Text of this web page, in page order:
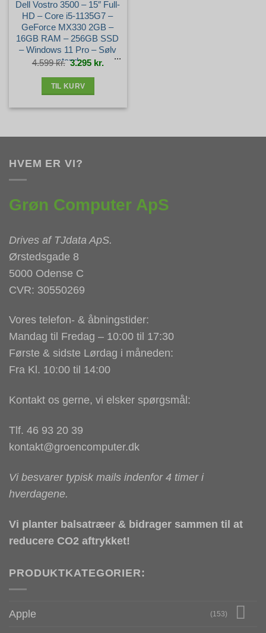
Dell Vostro 3500 – 15″ Full-
HD – Core i5-1135G7 –
GeForce MX330 2GB –
16GB RAM – 256GB SSD
– Windows 11 Pro – Sølv
stand
4.599kr. Den
oprindelige
pris
3.295 kr. Den
aktuelle
pris
TIL KURV
HVEM ER VI?
Grøn Computer ApS
Drives af TJdata ApS.
Ørstedsgade 8
5000 Odense C
CVR: 30550269
Vores telefon- & åbningstider:
Mandag til Fredag – 10:00 til 17:30
Første & sidste Lørdag i måneden:
Fra Kl. 10:00 til 14:00
Kontakt os gerne, vi elsker spørgsmål:
Tlf. 46 93 20 39
kontakt@groencomputer.dk
Vi besvarer typisk mails indenfor 4 timer i
hverdagene.
Vi planter balsatræer & bidrager sammen til at
reducere CO2 aftrykket!
PRODUKTKATEGORIER:
Apple (153)